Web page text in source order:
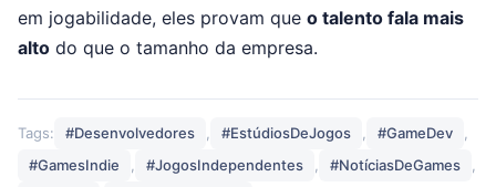
em jogabilidade, eles provam que o talento fala mais
alto do que o tamanho da empresa.
Tags: #Desenvolvedores #EstúdiosDeJogos #GameDev
#GamesIndie
#JogosIndependentes #NotíciasDeGames